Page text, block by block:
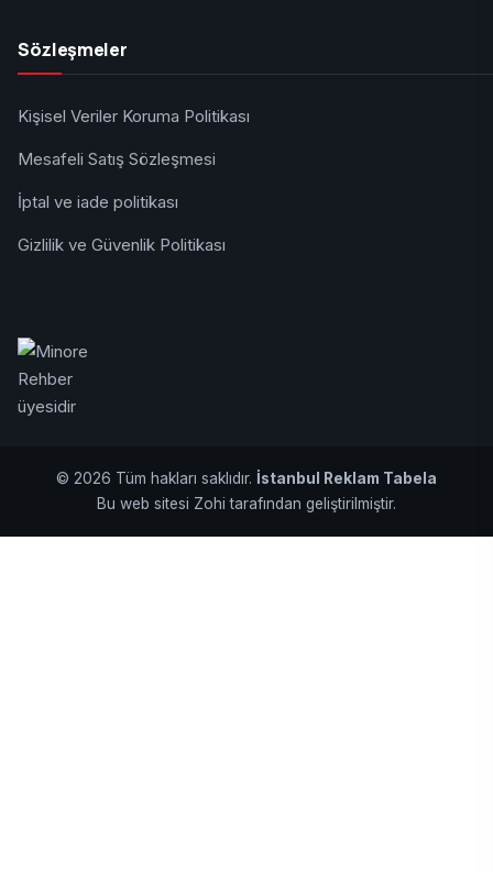
Sözleşmeler
Kişisel Veriler Koruma Politikası
Mesafeli Satış Sözleşmesi
İptal ve iade politikası
Gizlilik ve Güvenlik Politikası
© 2026 Tüm hakları saklıdır. İstanbul Reklam Tabela
Bu web sitesi Zohi tarafından geliştirilmiştir.